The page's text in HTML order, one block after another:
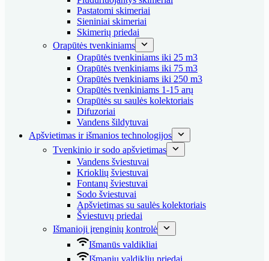
Pastatomi skimeriai
Sieniniai skimeriai
Skimerių priedai
Orapūtės tvenkiniams
Orapūtės tvenkiniams iki 25 m3
Orapūtės tvenkiniams iki 75 m3
Orapūtės tvenkiniams iki 250 m3
Orapūtės tvenkiniams 1-15 arų
Orapūtės su saulės kolektoriais
Difuzoriai
Vandens šildytuvai
Apšvietimas ir išmanios technologijos
Tvenkinio ir sodo apšvietimas
Vandens šviestuvai
Krioklių šviestuvai
Fontanų šviestuvai
Sodo šviestuvai
Apšvietimas su saulės kolektoriais
Šviestuvų priedai
Išmanioji įrenginių kontrolė
Išmanūs valdikliai
Išmanių valdiklių priedai